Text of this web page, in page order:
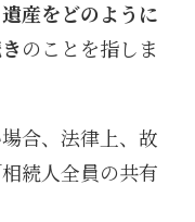
産をどのように
のことを指しま
合、法律上、故
続人全員の共有